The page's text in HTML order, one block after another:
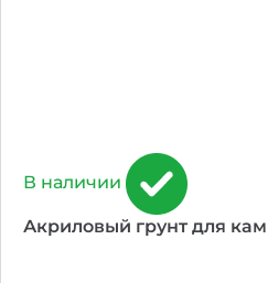
В наличии
Акриловый грунт для